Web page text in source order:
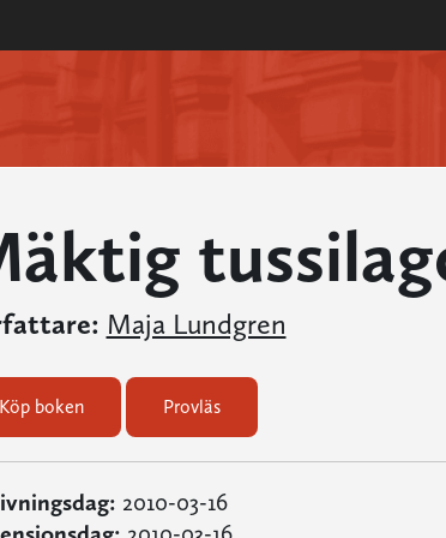
Maja Lundgren
Köp boken Provläs
2010-03-16